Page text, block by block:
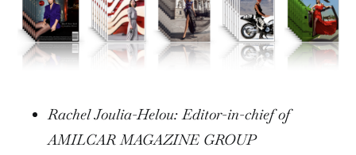
Rachel Joulia-Helou: Editor-in-chief of
AMILCAR MAGAZINE GROUP